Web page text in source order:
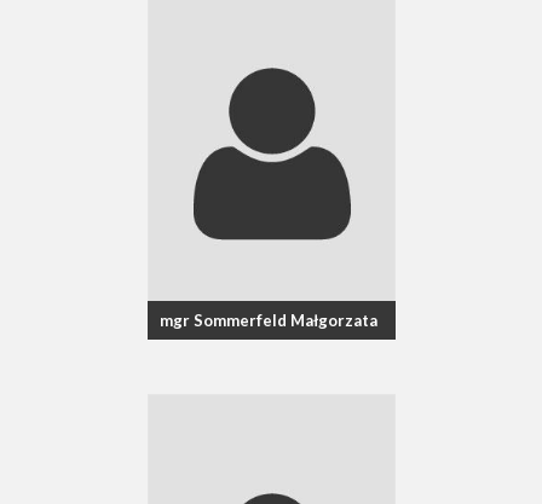
mgr Sommerfeld Małgorzata